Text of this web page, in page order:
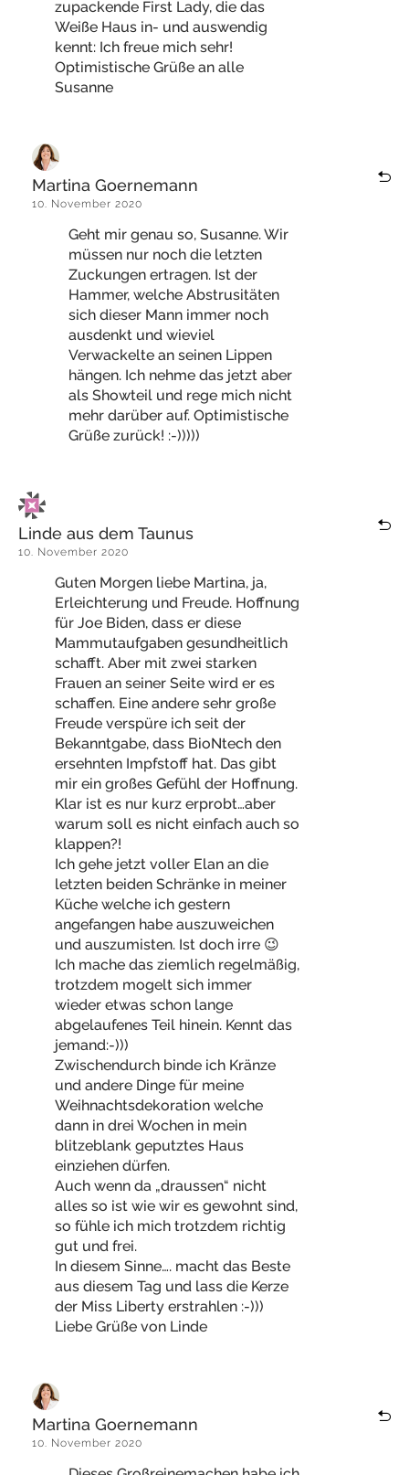
zupackende First Lady, die das
Weiße Haus in- und auswendig
kennt: Ich freue mich sehr!
Optimistische Grüße an alle
Susanne
Martina Goernemann
10. November 2020
Geht mir genau so, Susanne. Wir
müssen nur noch die letzten
Zuckungen ertragen. Ist der
Hammer, welche Abstrusitäten
sich dieser Mann immer noch
ausdenkt und wieviel
Verwackelte an seinen Lippen
hängen. Ich nehme das jetzt aber
als Showteil und rege mich nicht
mehr darüber auf. Optimistische
Grüße zurück! :-)))))
Linde aus dem Taunus
10. November 2020
Guten Morgen liebe Martina, ja,
Erleichterung und Freude. Hoffnung
für Joe Biden, dass er diese
Mammutaufgaben gesundheitlich
schafft. Aber mit zwei starken
Frauen an seiner Seite wird er es
schaffen. Eine andere sehr große
Freude verspüre ich seit der
Bekanntgabe, dass BioNtech den
ersehnten Impfstoff hat. Das gibt
mir ein großes Gefühl der Hoffnung.
Klar ist es nur kurz erprobt…aber
warum soll es nicht einfach auch so
klappen?!
Ich gehe jetzt voller Elan an die
letzten beiden Schränke in meiner
Küche welche ich gestern
angefangen habe auszuweichen
und auszumisten. Ist doch irre 😉
Ich mache das ziemlich regelmäßig,
trotzdem mogelt sich immer
wieder etwas schon lange
abgelaufenes Teil hinein. Kennt das
jemand:-)))
Zwischendurch binde ich Kränze
und andere Dinge für meine
Weihnachtsdekoration welche
dann in drei Wochen in mein
blitzeblank geputztes Haus
einziehen dürfen.
Auch wenn da „draussen“ nicht
alles so ist wie wir es gewohnt sind,
so fühle ich mich trotzdem richtig
gut und frei.
In diesem Sinne…. macht das Beste
aus diesem Tag und lass die Kerze
der Miss Liberty erstrahlen :-)))
Liebe Grüße von Linde
Martina Goernemann
10. November 2020